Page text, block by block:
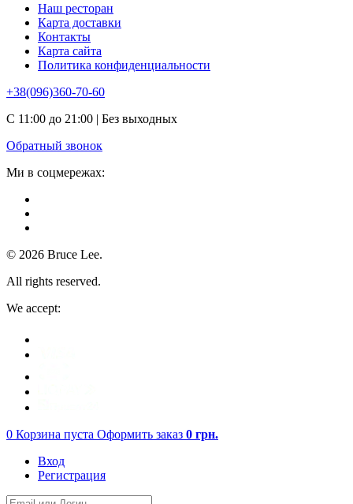
Наш ресторан
Карта доставки
Контакты
Карта сайта
Политика конфиденциальности
+38(096)360-70-60
С 11:00 до 21:00 | Без выходных
Обратный звонок
Ми в соцмережах:
© 2026 Bruce Lee.
All rights reserved.
We accept:
0 Корзина пуста Оформить заказ 0 грн.
Вход
Регистрация